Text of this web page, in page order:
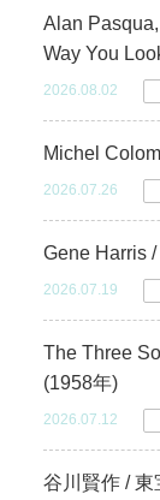
Alan
Way You
2026.08.02
Michel
2026.07.26
Gene Harris
2026.07.19
The Three
(1958年)
2026.07.12
谷川賢作 /